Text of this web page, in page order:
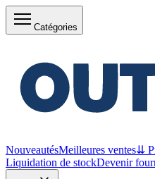
Catégories
NouveautésMeilleures ventes⇊
Liquidation de stockDevenir